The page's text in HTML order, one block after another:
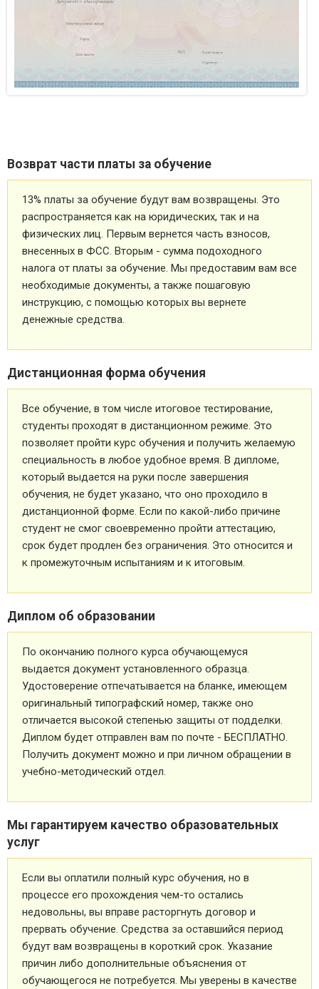
Возврат части платы за обучение
13% платы за обучение будут вам возвращены. Это
распространяется как на юридических, так и на
физических лиц. Первым вернется часть взносов,
внесенных в ФСС. Вторым - сумма подоходного
налога от платы за обучение. Мы предоставим вам все
необходимые документы, а также пошаговую
инструкцию, с помощью которых вы вернете
денежные средства.
Дистанционная форма обучения
Все обучение, в том числе итоговое тестирование,
студенты проходят в дистанционном режиме. Это
позволяет пройти курс обучения и получить желаемую
специальность в любое удобное время. В дипломе,
который выдается на руки после завершения
обучения, не будет указано, что оно проходило в
дистанционной форме. Если по какой-либо причине
студент не смог своевременно пройти аттестацию,
срок будет продлен без ограничения. Это относится и
к промежуточным испытаниям и к итоговым.
Диплом об образовании
По окончанию полного курса обучающемуся
выдается документ установленного образца.
Удостоверение отпечатывается на бланке, имеющем
оригинальный типографский номер, также оно
отличается высокой степенью защиты от подделки.
Диплом будет отправлен вам по почте - БЕСПЛАТНО.
Получить документ можно и при личном обращении в
учебно-методический отдел.
Мы гарантируем качество образовательных
услуг
Если вы оплатили полный курс обучения, но в
процессе его прохождения чем-то остались
недовольны, вы вправе расторгнуть договор и
прервать обучение. Средства за оставшийся период
будут вам возвращены в короткий срок. Указание
причин либо дополнительные объяснения от
обучающегося не потребуется. Мы уверены в качестве